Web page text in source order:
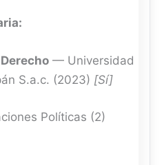
— Universidad
S.a.c. (2023) [Sí]
Políticas (2)